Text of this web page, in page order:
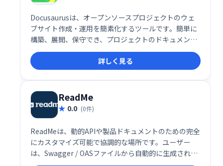
Docusaurusは、オープンソースプロジェクトのウェ
ブサイト作成・運用を簡素化するツールです。簡単に
構築、展開、保守でき、プロジェクトのドキュメント
やブログを美しく整理できます。開発者向けに最適化
されており、スムーズなウェブサイト管理を実現しま
す。 無料でご利用いただけます。
詳しく見る
ReadMe
0.0 (0件)
ReadMeは、動的APIや製品ドキュメントのための完全
にカスタマイズ可能で協調的な場所です。ユーザー
は、Swagger / OASファイルから自動的に生成された
APIをドキュメントで直接試すことができます。ま